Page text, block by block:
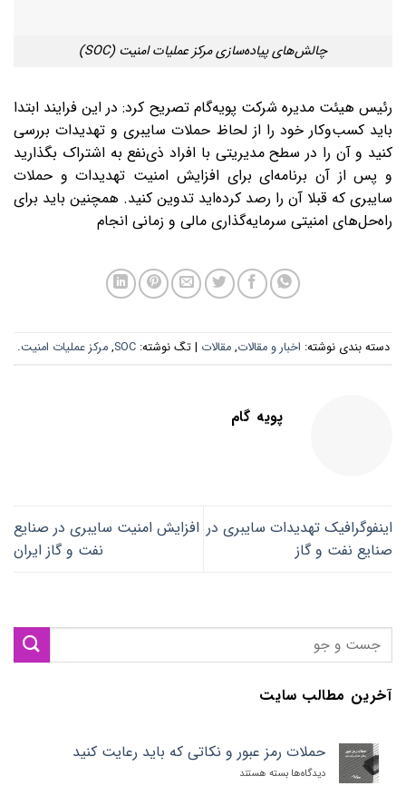
چالش‌های پیاده‌سازی مرکز عملیات امنیت (SOC)
رئیس هیئت مدیره شرکت پویه‌گام تصریح کرد: در این فرایند ابتدا
باید کسب‌و‌کار خود را از لحاظ حملات سایبری و تهدیدات بررسی
کنید و آن را در سطح مدیریتی با افراد ذی‌نفع به اشتراک بگذارید
و پس از آن برنامه‌ای برای افزایش امنیت تهدیدات و حملات
سایبری که قبلا آن را رصد کرده‌اید تدوین کنید. همچنین باید برای
راه‌حل‌های امنیتی سرمایه‌گذاری مالی و زمانی انجام
دسته بندی نوشته: اخبار و مقالات,مقالات | تگ نوشته:SOC
,مرکز عملیات امنیت.
پویه گام
اینفوگرافیک تهدیدات سایبری در
صنایع نفت و گاز
افزایش امنیت سایبری در صنایع
نفت و گاز ایران
آخرین مطالب سایت
حملات رمز عبور و نکاتی که باید رعایت کنید
دیدگاه‌ها برای
بسته هستند